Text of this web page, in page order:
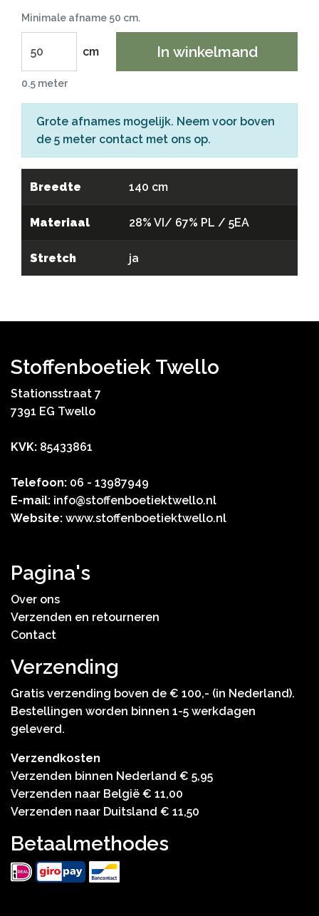
Minimale afname 50 cm.
cm In winkelmand
0.5 meter
Grote afnames mogelijk. Neem voor boven
de 5 meter contact met ons op.
Breedte 140 cm
Materiaal 28% VI/ 67% PL / 5EA
Stretch ja
Stoffenboetiek Twello
Stationsstraat 7
7391 EG Twello
KVK: 85433861
Telefoon: 06 - 13987949
E-mail: info@stoffenboetiektwello.nl
Website: www.stoffenboetiektwello.nl
Pagina's
Over ons
Verzenden en retourneren
Contact
Verzending
Gratis verzending boven de € 100,- (in Nederland).
Bestellingen worden binnen 1-5 werkdagen
geleverd.
Verzendkosten
Verzenden binnen Nederland € 5,95
Verzenden naar België € 11,00
Verzenden naar Duitsland € 11,50
Betaalmethodes